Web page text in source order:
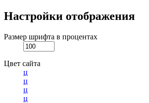
Настройки отображения
Размер шрифта в процентах
Цвет сайта
ц
ц
ц
ц